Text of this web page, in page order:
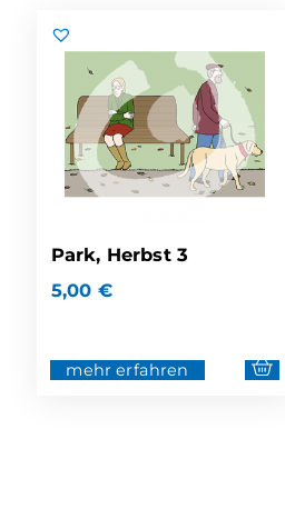
Park, Herbst 3
5,00 €
mehr erfahren